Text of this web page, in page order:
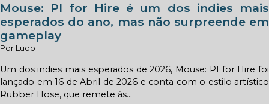
Mouse: PI for Hire é um dos indies mais
esperados do ano, mas não surpreende em
gameplay
Por Ludo
Um dos indies mais esperados de 2026, Mouse: PI for Hire foi
lançado em 16 de Abril de 2026 e conta com o estilo artístico
Rubber Hose, que remete às...